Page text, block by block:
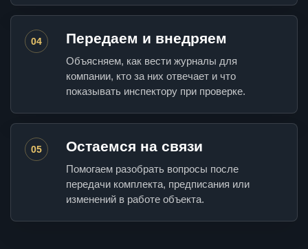
04 Передаем и внедряем
Объясняем, как вести журналы для
компании, кто за них отвечает и что
показывать инспектору при проверке.
05 Остаемся на связи
Помогаем разобрать вопросы после
передачи комплекта, предписания или
изменений в работе объекта.